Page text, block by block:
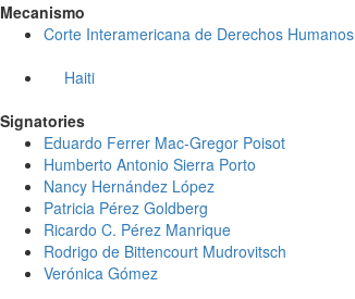
Mecanismo
Corte Interamericana de Derechos Humanos
Haiti
Signatories
Eduardo Ferrer Mac-Gregor Poisot
Humberto Antonio Sierra Porto
Nancy Hernández López
Patricia Pérez Goldberg
Ricardo C. Pérez Manrique
Rodrigo de Bittencourt Mudrovitsch
Verónica Gómez